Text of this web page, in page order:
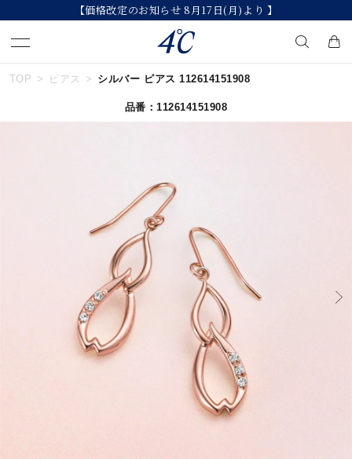
【価格改定のお知らせ 8月17日(月)より 】
キーワードで検索する
#ダイヤモンド ネックレス
#ペア
すべてのジュエリー
TOP ピアス シルバー ピアス 112614151908
品番：112614151908